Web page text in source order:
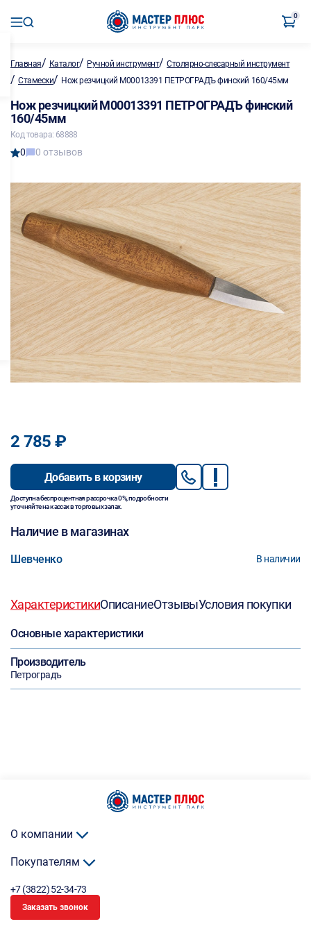
0
Главная/ Каталог/ Ручной инструмент/Столярно-слесарный инструмент
/ Стамески/ Нож резчицкий M00013391 ПЕТРОГРАДЪ финский 160/45мм
Нож резчицкий M00013391 ПЕТРОГРАДЪ финский
160/45мм
Код товара: 68888
0 0 отзывов
2 785 ₽
Добавить в корзину
Доступна беспроцентная рассрочка 0%, подробности
уточняйте на кассах в торговых залах.
Наличие в магазинах
Шевченко В наличии
ХарактеристикиОписаниеОтзывыУсловия покупки
Основные характеристики
Производитель
Петроградъ
О компании
Покупателям
+7 (3822) 52-34-73
Заказать звонок